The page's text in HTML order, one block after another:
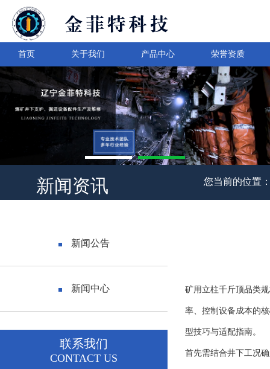
首页 关于我们 产品中心 荣誉资质
新闻资讯 您当前的位置
新闻公告
新闻中心
联系我们
CONTACT US
矿用立柱千斤顶品类
率、控制设备成本的
型技巧与适配指南。
首先需结合井下工况